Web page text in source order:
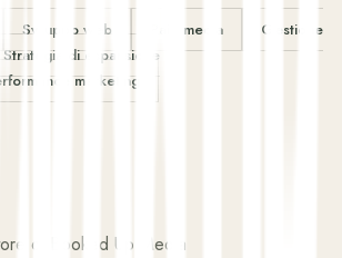
Sviluppo web Paid media
Gestione
Strategia di espansione
marketing
di Booked Up Media